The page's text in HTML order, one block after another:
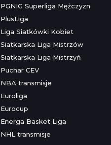
PGNIG Superliga Mężczyzn
PlusLiga
Liga Siatkówki Kobiet
Siatkarska Liga Mistrzów
Siatkarska Liga Mistrzyń
Puchar CEV
NBA transmisje
Euroliga
Eurocup
Energa Basket Liga
NHL transmisje